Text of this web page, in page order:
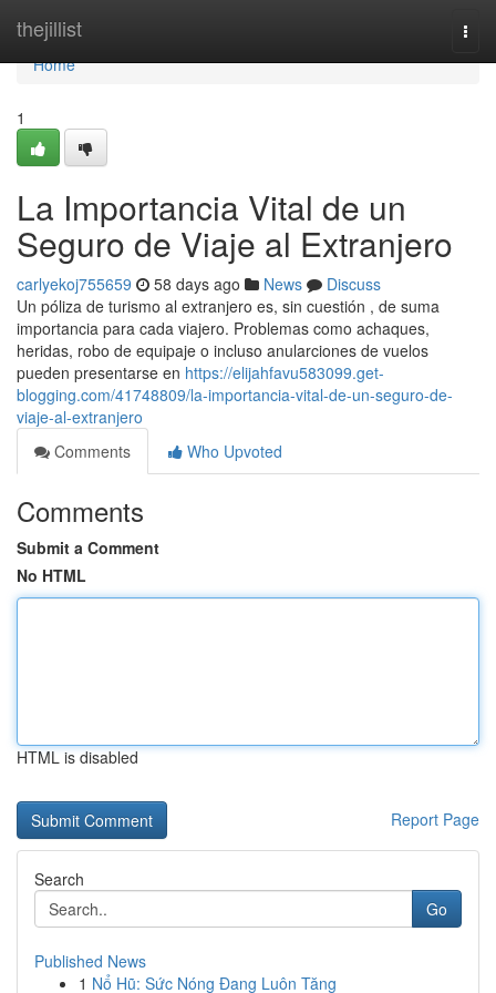
thejillist
Home
Home
1
La Importancia Vital de un
Seguro de Viaje al Extranjero
carlyekoj755659 58 days ago News
Discuss
Un póliza de turismo al extranjero es, sin cuestión , de suma
importancia para cada viajero. Problemas como achaques,
heridas, robo de equipaje o incluso anularciones de vuelos
pueden presentarse en https://elijahfavu583099.get-
blogging.com/41748809/la-importancia-vital-de-un-seguro-de-
viaje-al-extranjero
Comments
Who Upvoted
Comments
Submit a Comment
No HTML
HTML is disabled
Report Page
Search
Go
Published News
1 Nổ Hũ: Sức Nóng Đang Luôn Tăng